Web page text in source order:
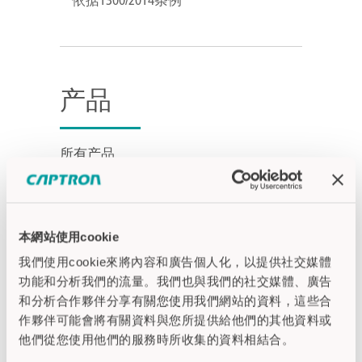
本網站使用cookie
我們使用cookie來將內容和廣告個人化，以提供社交媒體
功能和分析我們的流量。我們也與我們的社交媒體、廣告
和分析合作夥伴分享有關您使用我們網站的資料，這些合
作夥伴可能會將有關資料與您所提供給他們的其他資料或
他們從您使用他們的服務時所收集的資料相結合。
产品
所有产品
残疾人适用